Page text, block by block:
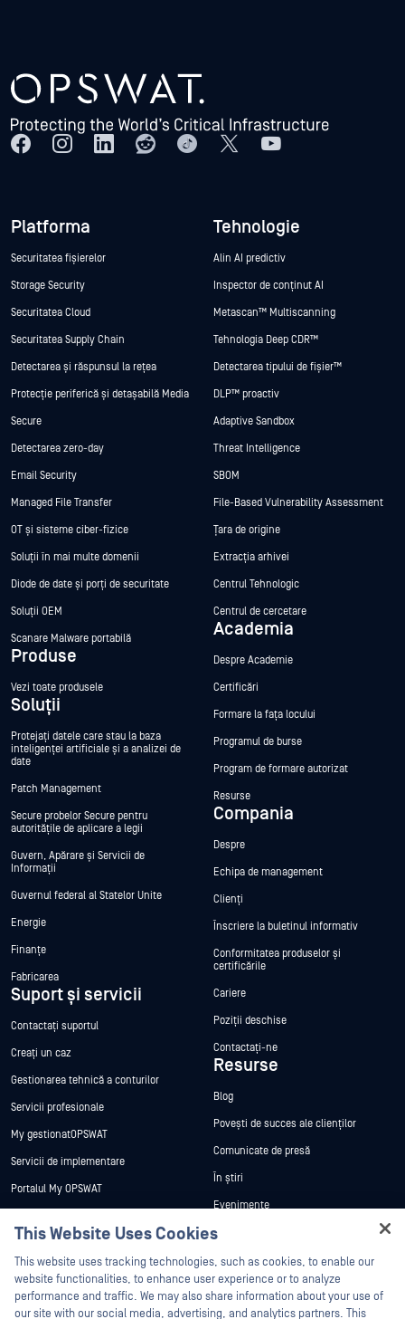
Platforma
Securitatea fișierelor
Storage Security
Securitatea Cloud
Securitatea Supply Chain
Detectarea și răspunsul la rețea
Protecție periferică și detașabilă Media
Secure
Detectarea zero-day
Email Security
Managed File Transfer
OT și sisteme ciber-fizice
Soluții în mai multe domenii
Diode de date și porți de securitate
Soluții OEM
Scanare Malware portabilă
Produse
Vezi toate produsele
Soluții
Protejați datele care stau la baza
inteligenței artificiale și a analizei de
date
Patch Management
Secure probelor Secure pentru
autoritățile de aplicare a legii
Guvern, Apărare și Servicii de
Informații
Guvernul federal al Statelor Unite
Energie
Finanțe
Fabricarea
Suport și servicii
Contactați suportul
Creați un caz
Gestionarea tehnică a conturilor
Servicii profesionale
My gestionatOPSWAT
Servicii de implementare
Portalul My OPSWAT
Formare
vulnerabilităților
Parteneri
Tehnologie
Alin AI predictiv
Inspector de conținut AI
Metascan™ Multiscanning
Tehnologia Deep CDR™
Detectarea tipului de fișier™
DLP™ proactiv
Adaptive Sandbox
Threat Intelligence
SBOM
File-Based Vulnerability Assessment
Țara de origine
Extracția arhivei
Centrul Tehnologic
Centrul de cercetare
Academia
Despre Academie
Certificări
Formare la fața locului
Programul de burse
Program de formare autorizat
Resurse
Compania
Despre
Echipa de management
Clienți
Înscriere la buletinul informativ
Conformitatea produselor și
certificările
Cariere
Poziții deschise
Contactați-ne
Resurse
Blog
Povești de succes ale clienților
Comunicate de presă
În știri
Evenimente
Webinare
Fișe de date
Cărți albe
Instrumente gratuite
This Website Uses Cookies
This website uses tracking technologies, such as cookies, to enable our
website functionalities, to enhance user experience or to analyze
performance and traffic. We may also share information about your use of
our site with our social media, advertising, and analytics partners. This
Hey there!
I'm Ozzy, your OPSWAT virtual assistant.
How can I help you secure what's critical
today?